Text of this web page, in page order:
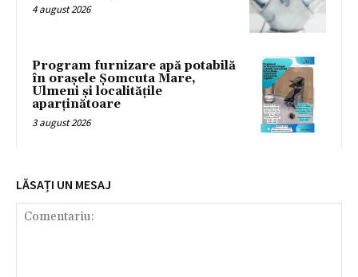
4 august 2026
Program furnizare apă potabilă
în orașele Șomcuta Mare,
Ulmeni și localitățile
aparținătoare
3 august 2026
LĂSAȚI UN MESAJ